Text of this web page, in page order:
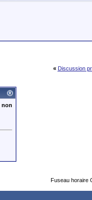
« Discussion
non
Fuseau horaire